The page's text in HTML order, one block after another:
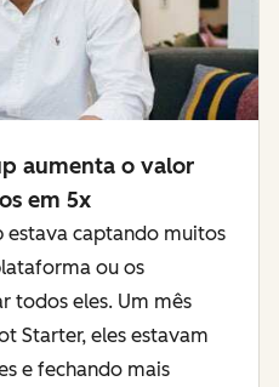
aumenta o valor
em 5x
estava captando muitos
ou os
todos eles. Um mês
Starter, eles estavam
e fechando mais